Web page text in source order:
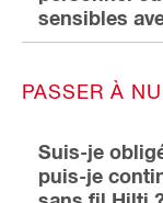
sensibles
PASSER À
Suis-je
puis-je